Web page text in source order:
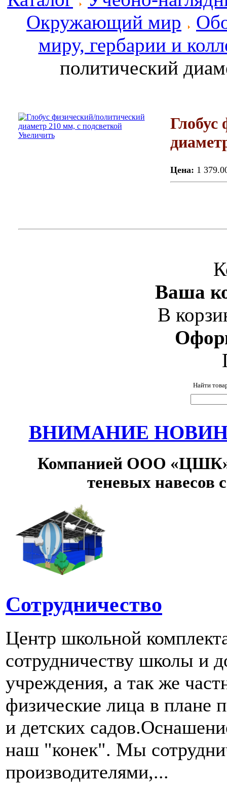
Окружающий мир
миру, гербарии и
политический
Увеличить
Глобус
Цена: 1
Ваша
В
Найти
ВНИМАНИЕ
Компанией ООО «ЦШК»
теневых навесов
Сотрудничество
Центр школьной
сотрудничеству школы и
учреждения, а так же
физические лица в плане
и детских
наш "конек". Мы
производителями,...